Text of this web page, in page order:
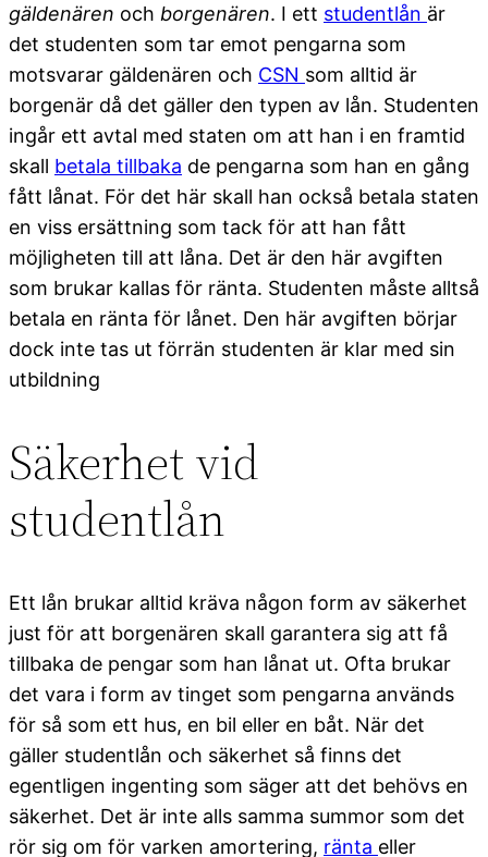
gäldenären och borgenären. I ett studentlån är
det studenten som tar emot pengarna som
motsvarar gäldenären och CSN som alltid är
borgenär då det gäller den typen av lån. Studenten
ingår ett avtal med staten om att han i en framtid
skall betala tillbaka de pengarna som han en gång
fått lånat. För det här skall han också betala staten
en viss ersättning som tack för att han fått
möjligheten till att låna. Det är den här avgiften
som brukar kallas för ränta. Studenten måste alltså
betala en ränta för lånet. Den här avgiften börjar
dock inte tas ut förrän studenten är klar med sin
utbildning
Säkerhet vid
studentlån
Ett lån brukar alltid kräva någon form av säkerhet
just för att borgenären skall garantera sig att få
tillbaka de pengar som han lånat ut. Ofta brukar
det vara i form av tinget som pengarna används
för så som ett hus, en bil eller en båt. När det
gäller studentlån och säkerhet så finns det
egentligen ingenting som säger att det behövs en
säkerhet. Det är inte alls samma summor som det
rör sig om för varken amortering, ränta eller